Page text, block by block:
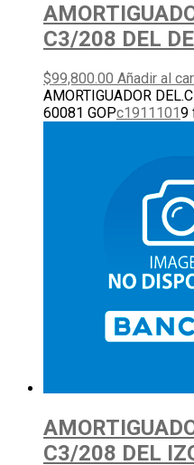
C3/208 DEL
$99,800.00 Añadir al
AMORTIGUADOR
60081 GOPc1911101 9
C3/208 DEL